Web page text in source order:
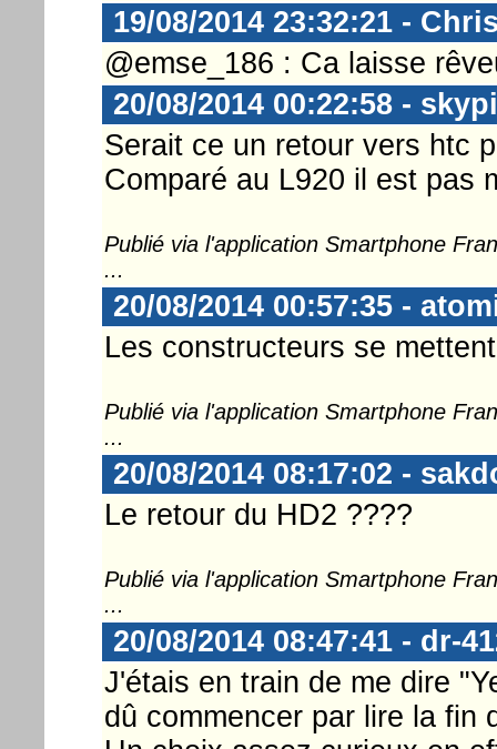
19/08/2014 23:32:21 -
@emse_186 : Ca laisse
20/08/2014 00:22:58 -
Serait ce un retour vers htc
Comparé au L920 il est pas
Publié via l'application Smartphone
...
20/08/2014 00:57:35 -
Les constructeurs se
Publié via l'application Smartphone
...
20/08/2014 08:17:02 -
Le retour du HD2 ????
Publié via l'application Smartphone
...
20/08/2014 08:47:41 - dr-
J'étais en train de me dire
dû commencer par lire la fin